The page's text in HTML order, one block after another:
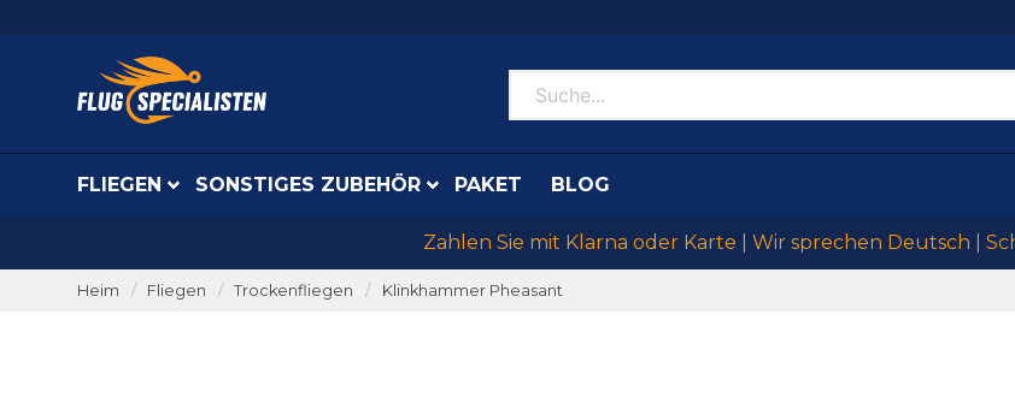
FLIEGEN SONSTIGES ZUBEHÖR PAKET BLOG
Zahlen Sie mit Klarna oder Karte | Wir sprechen Deutsch |
Heim Fliegen Trockenfliegen Klinkhammer Pheasant